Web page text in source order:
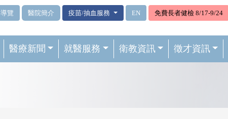
覽 醫院簡介 疫苗/抽血服務 EN 免費長者健檢 8/17-9/24
醫療新聞 就醫服務 衛教資訊 徵才資訊